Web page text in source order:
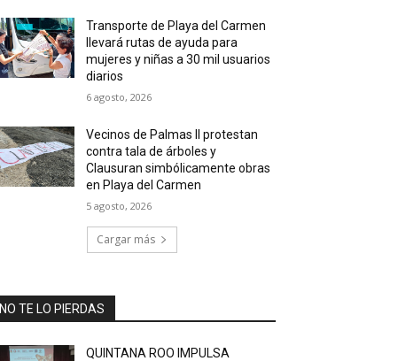
Transporte de Playa del Carmen
llevará rutas de ayuda para
mujeres y niñas a 30 mil usuarios
diarios
6 agosto, 2026
Vecinos de Palmas II protestan
contra tala de árboles y
Clausuran simbólicamente obras
en Playa del Carmen
5 agosto, 2026
Cargar más
NO TE LO PIERDAS
QUINTANA ROO IMPULSA